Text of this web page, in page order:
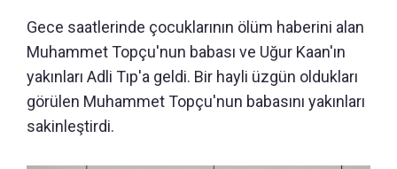
Gece saatlerinde çocuklarının ölüm haberini alan
Muhammet Topçu'nun babası ve Uğur Kaan'ın
yakınları Adli Tıp'a geldi. Bir hayli üzgün oldukları
görülen Muhammet Topçu'nun babasını yakınları
sakinleştirdi.